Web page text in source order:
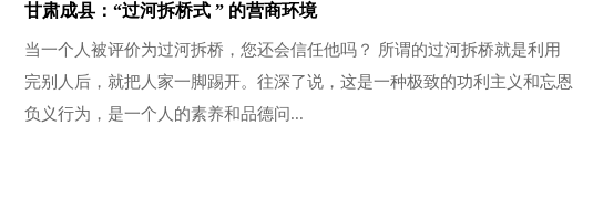
甘肃成县：“过河拆桥式 ” 的营商环境
当一个人被评价为过河拆桥，您还会信任他吗？ 所谓的过河拆桥就是利用
完别人后，就把人家一脚踢开。往深了说，这是一种极致的功利主义和忘恩
负义行为，是一个人的素养和品德问...